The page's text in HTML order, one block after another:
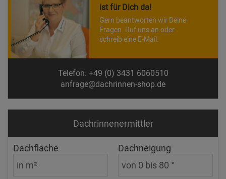
ist für Dich da!
Gern beantworten wir Deine
Fragen. Ruf uns an oder
schreib eine E-Mail.
Telefon: +49 (0) 3431 6060510
anfrage@dachrinnen-shop.de
Dachrinnen­ermittler
Dachfläche Dachneigung